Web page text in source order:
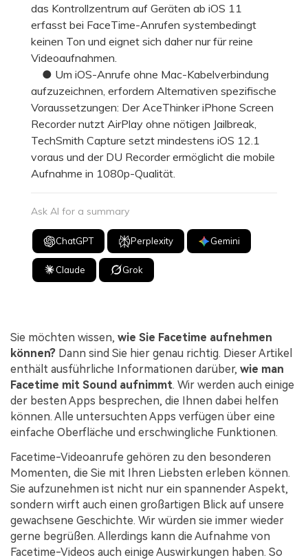
das Kontrollzentrum auf Geräten ab iOS 11
erfasst bei FaceTime-Anrufen systembedingt
keinen Ton und eignet sich daher nur für reine
Videoaufnahmen.
● Um iOS-Anrufe ohne Mac-Kabelverbindung
aufzuzeichnen, erfordern Alternativen spezifische
Voraussetzungen: Der AceThinker iPhone Screen
Recorder nutzt AirPlay ohne nötigen Jailbreak,
TechSmith Capture setzt mindestens iOS 12.1
voraus und der DU Recorder ermöglicht die mobile
Aufnahme in 1080p-Qualität.
Ask AI for a summary
ChatGPT Perplexity Gemini
Claude Grok
Sie möchten wissen, wie Sie Facetime aufnehmen
können? Dann sind Sie hier genau richtig. Dieser Artikel
enthält ausführliche Informationen darüber, wie man
Facetime mit Sound aufnimmt. Wir werden auch einige
der besten Apps besprechen, die Ihnen dabei helfen
können. Alle untersuchten Apps verfügen über eine
einfache Oberfläche und erschwingliche Funktionen.
Facetime-Videoanrufe gehören zu den besonderen
Momenten, die Sie mit Ihren Liebsten erleben können.
Sie aufzunehmen ist nicht nur ein spannender Aspekt,
sondern wirft auch einen großartigen Blick auf unsere
gewachsene Geschichte. Wir würden sie immer wieder
gerne begrüßen. Allerdings kann die Aufnahme von
Facetime-Videos auch einige Auswirkungen haben. So